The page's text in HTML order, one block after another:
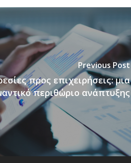
Previous Post
προς επιχειρήσεις: μια
περιθώριο ανάπτυξης